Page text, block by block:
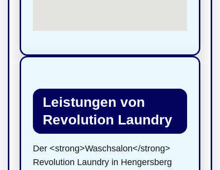
Leistungen von
Revolution Laundry
Der <strong>Waschsalon</strong>
Revolution Laundry in Hengersberg